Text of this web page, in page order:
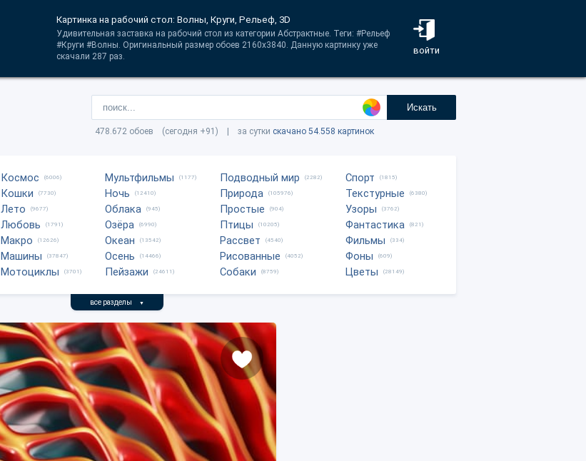
войти
Картинка на рабочий стол: Волны, Круги, Рельеф, 3D
Удивительная заставка на рабочий стол из категории Абстрактные. Теги: #Рельеф
#Круги #Волны. Оригинальный размер обоев 2160x3840. Данную картинку уже
скачали 287 раз.
Искать
478.672 обоев (сегодня +91) | за сутки скачано 54.558 картинок
Космос (6006)
Кошки (7730)
Лето (9677)
Любовь (1791)
Макро (12626)
Машины (37847)
Мотоциклы (3701)
Мультфильмы (1177)
Ночь (12410)
Облака (945)
Озёра (6990)
Океан (13542)
Осень (14466)
Пейзажи (24611)
Подводный мир (2282)
Природа (105976)
Простые (904)
Птицы (10205)
Рассвет (4540)
Рисованные (4052)
Собаки (8759)
Спорт (1815)
Текстурные (6380)
Узоры (3762)
Фантастика (821)
Фильмы (334)
Фоны (609)
Цветы (28149)
все разделы ▼